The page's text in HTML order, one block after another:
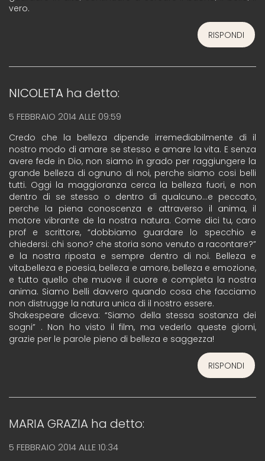
vero.
RISPONDI
NICOLETA ha detto:
5 FEBBRAIO 2014 ALLE 09:59
Credo che la belleza dipende irremediabilmente di il
nostro modo di amare se stesso e amare la vita. E senza
avere fede in Dio, non siamo in grado per raggiungere la
grande belleza di ognuno di noi, perche siamo cosi belli
tutti. Oggi la maggioranza cerca la belleza fuori, e non
dentro di se stesso o dentro di qualcuno…e peccato,
perche la piena conoscenza e attraverso il anima, il
motore vibrante de la nostra natura. Come dici tu, caro
prof e scrittore, “dobbiamo guardare lo specchio e
chiedersi: chi sono? che storia sono venuto a racontare?”
e la nostra riposta e sempre dentro di noi. Belleza e
vita,belleza e poesia, belleza e amore, belleza e emozione,
e tutto quello che muove il cuore e completa la nostra
anima. Siamo belli davvero quando cosa che facciamo
non distrugge la natura unica di il nostro essere.
Shakespeare diceva: “Siamo della stessa sostanza dei
sogni” . Non ho visto il film, ma vederlo queste giorni,
grazie per le parole pieno di belleza e saggezza!
RISPONDI
MARIA GRAZIA ha detto:
5 FEBBRAIO 2014 ALLE 10:34